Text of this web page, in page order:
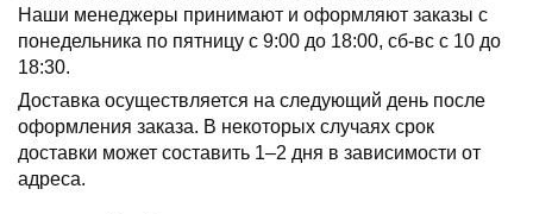
Наши менеджеры принимают и оформляют заказы с
понедельника по пятницу с 9:00 до 18:00, сб-вс с 10 до
18:30.
Доставка осуществляется на следующий день после
оформления заказа. В некоторых случаях срок
доставки может составить 1–2 дня в зависимости от
адреса.